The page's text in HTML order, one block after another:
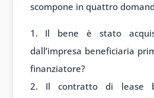
scompone in quattro
Il bene è stato
dall’impresa beneficiaria
finanziatore?
Il contratto di lease